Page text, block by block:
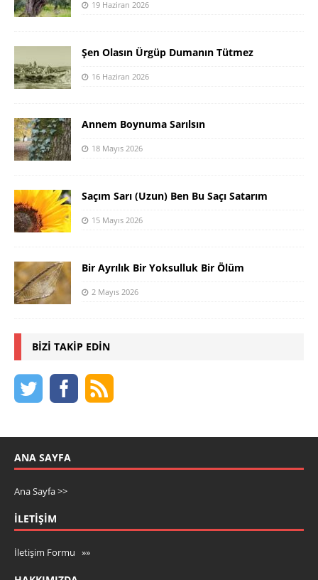
19 Haziran 2026
Şen Olasın Ürgüp Dumanın Tütmez
16 Haziran 2026
Annem Boynuma Sarılsın
18 Mayıs 2026
Saçım Sarı (Uzun) Ben Bu Saçı Satarım
15 Mayıs 2026
Bir Ayrılık Bir Yoksulluk Bir Ölüm
2 Mayıs 2026
BIZI TAKIP EDIN
ANA SAYFA
Ana Sayfa >>
İLETIŞIM
İletişim Formu »»